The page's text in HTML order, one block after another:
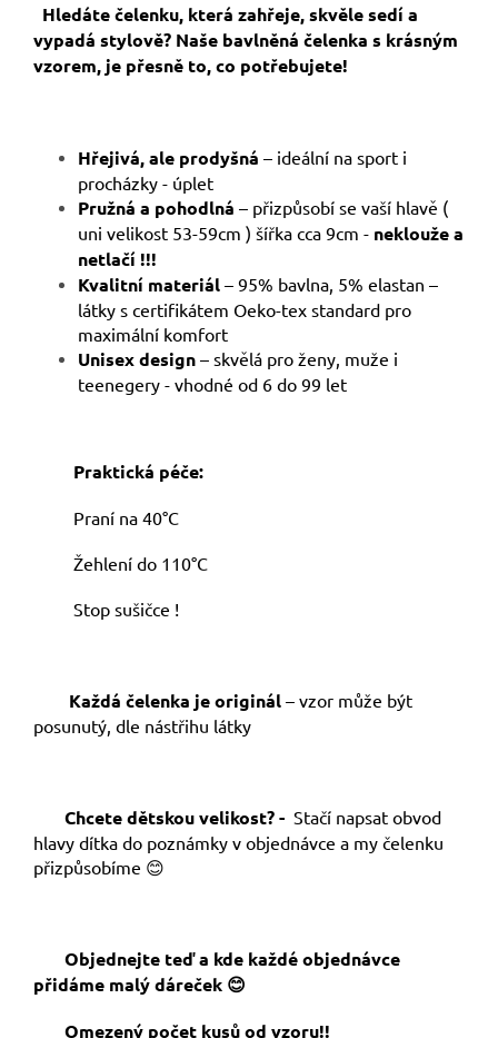
Hledáte čelenku, která zahřeje, skvěle sedí a
vypadá stylově? Naše bavlněná čelenka s krásným
vzorem, je přesně to, co potřebujete!
Hřejivá, ale prodyšná – ideální na sport i
procházky - úplet
Pružná a pohodlná – přizpůsobí se vaší hlavě (
uni velikost 53-59cm ) šířka cca 9cm - neklouže a
netlačí !!!
Kvalitní materiál – 95% bavlna, 5% elastan –
látky s certifikátem Oeko-tex standard pro
maximální komfort
Unisex design – skvělá pro ženy, muže i
teenegery - vhodné od 6 do 99 let
Praktická péče:
Praní na 40°C
Žehlení do 110°C
Stop sušičce !
Každá čelenka je originál – vzor může být
posunutý, dle nástřihu látky
Chcete dětskou velikost? - Stačí napsat obvod
hlavy dítka do poznámky v objednávce a my čelenku
přizpůsobíme 😊
Objednejte teď a kde každé objednávce
přidáme malý dáreček 😊
Omezený počet kusů od vzoru!!